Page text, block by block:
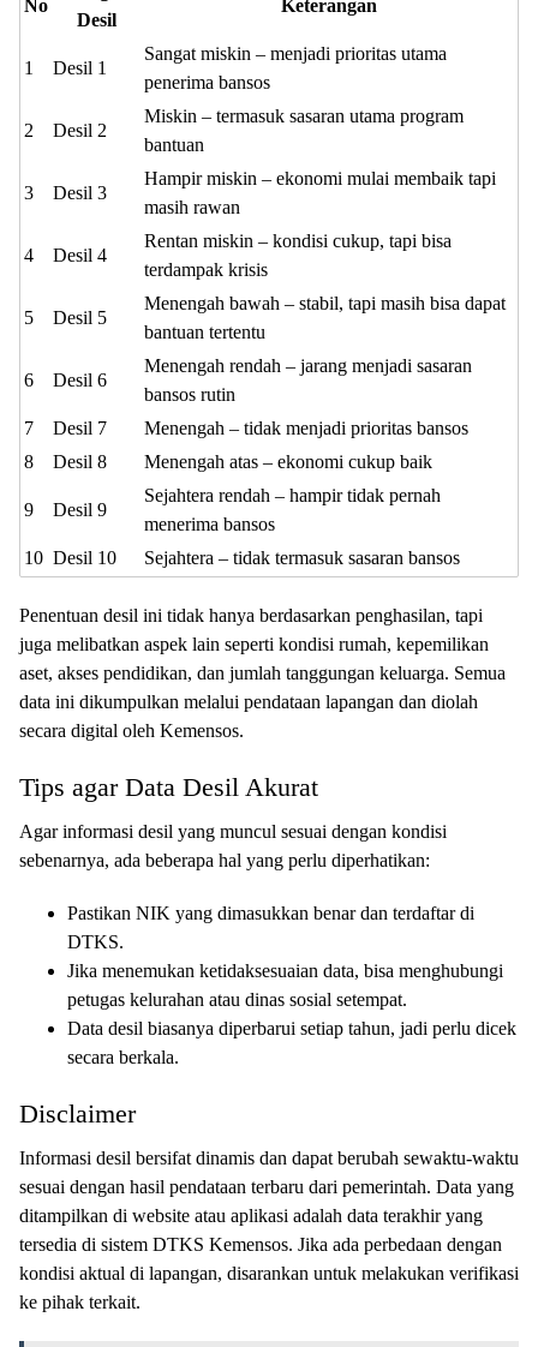
No
Desil
Keterangan
1 Desil 1
Sangat miskin – menjadi prioritas utama
penerima bansos
2 Desil 2
Miskin – termasuk sasaran utama program
bantuan
3 Desil 3
Hampir miskin – ekonomi mulai membaik tapi
masih rawan
4 Desil 4
Rentan miskin – kondisi cukup, tapi bisa
terdampak krisis
5 Desil 5
Menengah bawah – stabil, tapi masih bisa dapat
bantuan tertentu
6 Desil 6
Menengah rendah – jarang menjadi sasaran
bansos rutin
7
Desil 7
Menengah – tidak menjadi prioritas bansos
8
Desil 8 Menengah atas – ekonomi cukup baik
9 Desil 9
Sejahtera rendah – hampir tidak pernah
menerima bansos
10 Desil 10 Sejahtera – tidak termasuk sasaran bansos
Penentuan desil ini tidak hanya berdasarkan penghasilan, tapi
juga melibatkan aspek lain seperti kondisi rumah, kepemilikan
aset, akses pendidikan, dan jumlah tanggungan keluarga. Semua
data ini dikumpulkan melalui pendataan lapangan dan diolah
secara digital oleh Kemensos.
Tips agar Data Desil Akurat
Agar informasi desil yang muncul sesuai dengan kondisi
sebenarnya, ada beberapa hal yang perlu diperhatikan:
Pastikan NIK yang dimasukkan benar dan terdaftar di
DTKS.
Jika menemukan ketidaksesuaian data, bisa menghubungi
petugas kelurahan atau dinas sosial setempat.
Data desil biasanya diperbarui setiap tahun, jadi perlu dicek
secara berkala.
Disclaimer
Informasi desil bersifat dinamis dan dapat berubah sewaktu-waktu
sesuai dengan hasil pendataan terbaru dari pemerintah. Data yang
ditampilkan di website atau aplikasi adalah data terakhir yang
tersedia di sistem DTKS Kemensos. Jika ada perbedaan dengan
kondisi aktual di lapangan, disarankan untuk melakukan verifikasi
ke pihak terkait.